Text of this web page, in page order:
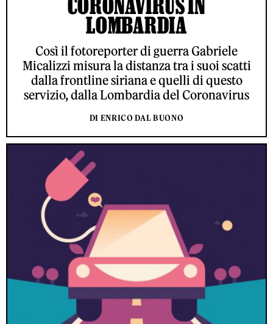
CORONAVIRUS IN
LOMBARDIA
Così il fotoreporter di guerra Gabriele
Micalizzi misura la distanza tra i suoi scatti
dalla frontline siriana e quelli di questo
servizio, dalla Lombardia del Coronavirus
DI ENRICO DAL BUONO